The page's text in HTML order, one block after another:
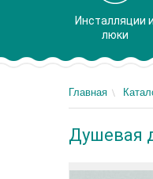
Инсталляции и
люки
Главная
Душевая